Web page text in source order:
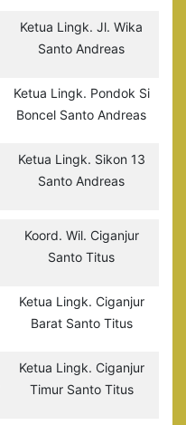
Ketua Lingk. Jl. Wika
Santo Andreas
Ketua Lingk. Pondok Si
Boncel Santo Andreas
Ketua Lingk. Sikon 13
Santo Andreas
Koord. Wil. Ciganjur
Santo Titus
Ketua Lingk. Ciganjur
Barat Santo Titus
Ketua Lingk. Ciganjur
Timur Santo Titus